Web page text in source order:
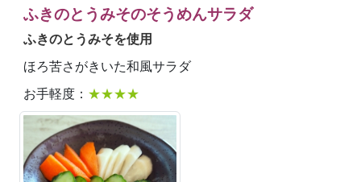
ふきのとうみそのそうめんサラダ
ふきのとうみそを使用
ほろ苦さがきいた和風サラダ
お手軽度： ★★★★